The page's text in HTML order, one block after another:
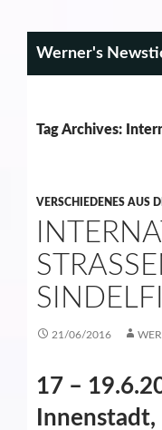
Werner's
Tag Archives:
VERSCHIEDENES AUS
21/06/2016
17 –